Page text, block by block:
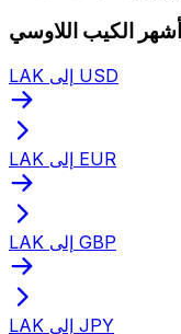
LAK إلى USD
LAK إلى EUR
LAK إلى GBP
LAK إلى JPY